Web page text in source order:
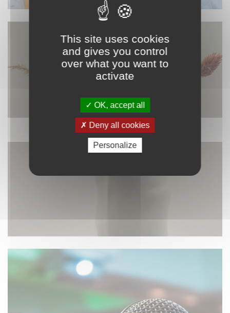
DÉCORATION
This site uses cookies
and gives you control
over what you want to
activate
OK, accept all
Deny all cookies
Personalize